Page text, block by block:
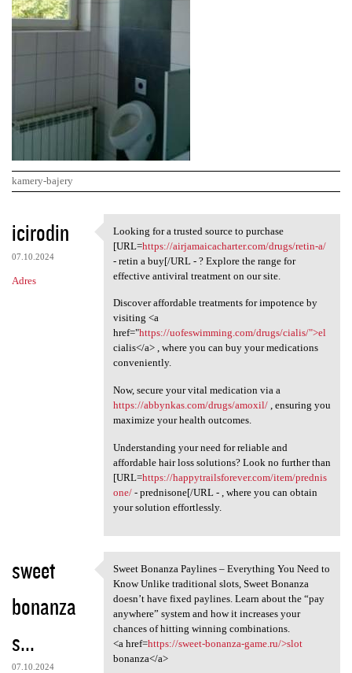
kamery-bajery
K
o
m
e
icirodin
07.10.2024
Adres
Looking for a trusted source
Looking for a trusted source to purchase
[URL=https://airjamaicacharter.com/drugs/retin-a/
- retin a buy[/URL - ? Explore the range for
effective antiviral treatment on our site.
Discover affordable treatments for impotence by
visiting <a
href="https://uofeswimming.com/drugs/cialis/">el
cialis</a> , where you can buy your medications
conveniently.
Now, secure your vital medication via a
https://abbynkas.com/drugs/amoxil/, ensuring you
maximize your health outcomes.
Understanding your need for reliable and
affordable hair loss solutions? Look no further than
[URL=https://happytrailsforever.com/item/prednis
one/- prednisone[/URL - , where you can obtain
your solution effortlessly.
sweet
bonanza
s...
07.10.2024
Sweet Bonanza Paylines –
Sweet Bonanza Paylines – Everything You Need to
Know Unlike traditional slots, Sweet Bonanza
doesn’t have fixed paylines. Learn about the “pay
anywhere” system and how it increases your
chances of hitting winning combinations.
<a href=https://sweet-bonanza-game.ru/>slot
bonanza</a>